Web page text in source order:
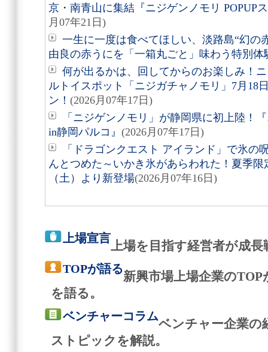
京・南青山に集結『ニジゲンノモリ POPUP
月07年21日)
一生に一度は食べてほしい、淡路島“幻
由良の赤うにを「一箱丸ごと」味わう特別体
何が出るかは、回してからのお楽しみ！
ルトイスポット「ニジガチャノモリ」7月18
ン！ (2026月07年17日)
「ニジゲンノモリ」が静岡県に初上陸！
in静岡パルコ』 (2026月07年17日)
「ドラゴンクエスト アイランド」で氷の
んとつめた～いかき氷があらわれた！夏季
（土）より新登場(2026月07年16日)
上場宣言
上場を目指す経営者が成
TOPが語る
新興市場上場企業の
を語る。
ベンチャーコラム
ベンチャー企業の
ストピックを解説。